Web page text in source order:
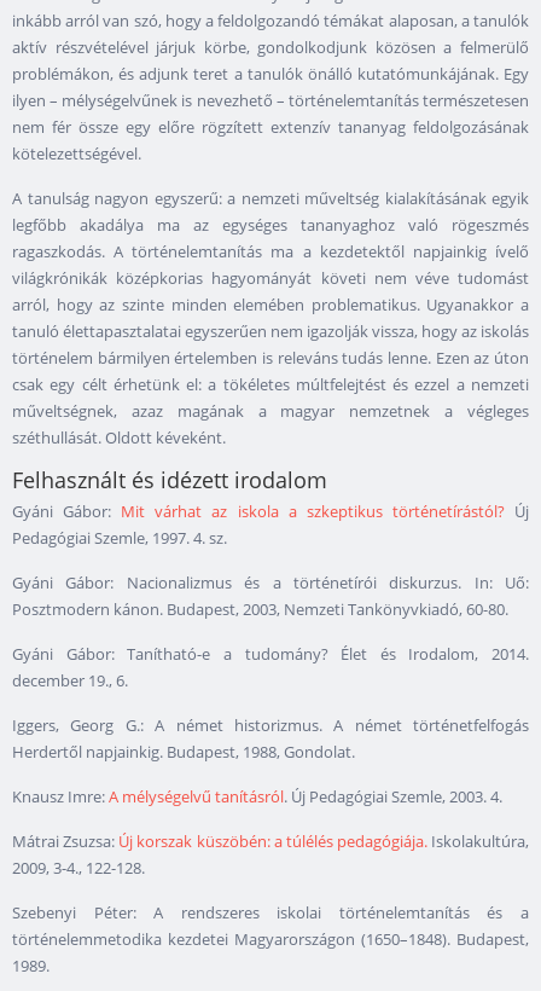
inkább arról van szó, hogy a feldolgozandó témákat alaposan, a tanulók
aktív részvételével járjuk körbe, gondolkodjunk közösen a felmerülő
problémákon, és adjunk teret a tanulók önálló kutatómunkájának. Egy
ilyen – mélységelvűnek is nevezhető – történelemtanítás természetesen
nem fér össze egy előre rögzített extenzív tananyag feldolgozásának
kötelezettségével.
A tanulság nagyon egyszerű: a nemzeti műveltség kialakításának egyik
legfőbb akadálya ma az egységes tananyaghoz való rögeszmés
ragaszkodás. A történelemtanítás ma a kezdetektől napjainkig ívelő
világkrónikák középkorias hagyományát követi nem véve tudomást
arról, hogy az szinte minden elemében problematikus. Ugyanakkor a
tanuló élettapasztalatai egyszerűen nem igazolják vissza, hogy az iskolás
történelem bármilyen értelemben is releváns tudás lenne. Ezen az úton
csak egy célt érhetünk el: a tökéletes múltfelejtést és ezzel a nemzeti
műveltségnek, azaz magának a magyar nemzetnek a végleges
széthullását. Oldott kéveként.
Felhasznált és idézett irodalom
Gyáni Gábor: Mit várhat az iskola a szkeptikus történetírástól? Új
Pedagógiai Szemle, 1997. 4. sz.
Gyáni Gábor: Nacionalizmus és a történetírói diskurzus. In: Uő:
Posztmodern kánon. Budapest, 2003, Nemzeti Tankönyvkiadó, 60-80.
Gyáni Gábor: Tanítható-e a tudomány? Élet és Irodalom, 2014.
december 19., 6.
Iggers, Georg G.: A német historizmus. A német történetfelfogás
Herdertől napjainkig. Budapest, 1988, Gondolat.
Knausz Imre:A mélységelvű tanításról. Új Pedagógiai Szemle, 2003. 4.
Mátrai Zsuzsa: Új korszak küszöbén: a túlélés pedagógiája.Iskolakultúra,
2009, 3-4., 122-128.
Szebenyi Péter: A rendszeres iskolai történelemtanítás és a
történelemmetodika kezdetei Magyarországon (1650–1848). Budapest,
1989.